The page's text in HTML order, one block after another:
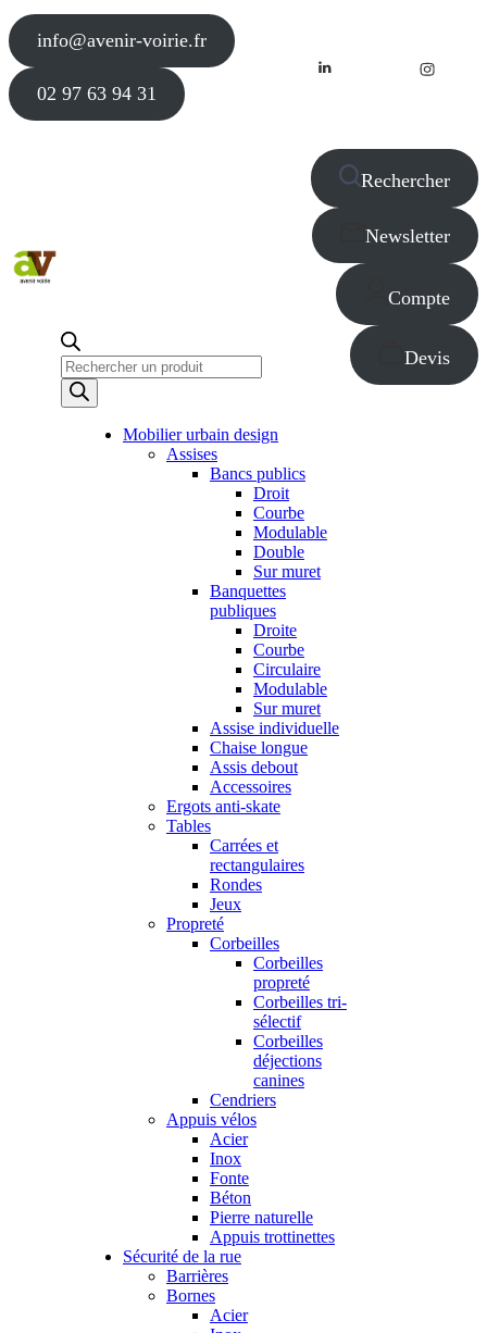
info@avenir-voirie.fr
02 97 63 94 31
Recherche
de
produits
Rechercher
Newsletter
Compte
Devis
Mobilier urbain design
Assises
Bancs publics
Droit
Courbe
Modulable
Double
Sur muret
Banquettes
publiques
Droite
Courbe
Circulaire
Modulable
Sur muret
Assise individuelle
Chaise longue
Assis debout
Accessoires
Ergots anti-skate
Tables
Carrées et
rectangulaires
Rondes
Jeux
Propreté
Corbeilles
Corbeilles
propreté
Corbeilles tri-
sélectif
Corbeilles
déjections
canines
Cendriers
Appuis vélos
Acier
Inox
Fonte
Béton
Pierre naturelle
Appuis trottinettes
Sécurité de la rue
Barrières
Bornes
Acier